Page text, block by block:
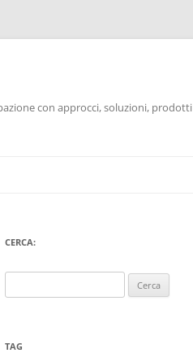
con approcci, soluzioni, prodotti
CERCA:
per:
TAG